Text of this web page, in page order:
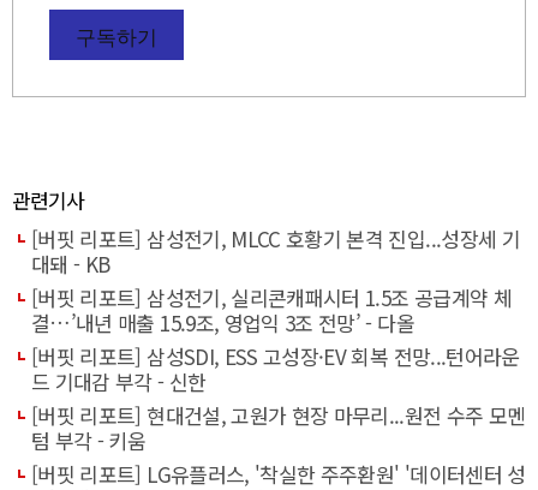
구독하기
관련기사
[버핏 리포트] 삼성전기, MLCC 호황기 본격 진입...성장세 기
대돼 - KB
[버핏 리포트] 삼성전기, 실리콘캐패시터 1.5조 공급계약 체
결…’내년 매출 15.9조, 영업익 3조 전망’ - 다올
[버핏 리포트] 삼성SDI, ESS 고성장·EV 회복 전망...턴어라운
드 기대감 부각 - 신한
[버핏 리포트] 현대건설, 고원가 현장 마무리...원전 수주 모멘
텀 부각 - 키움
[버핏 리포트] LG유플러스, '착실한 주주환원' '데이터센터 성